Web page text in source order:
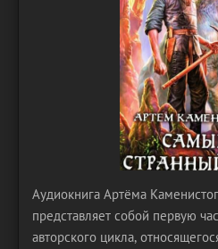
Аудиокнига Артёма
представляет собой первую
авторского цикла,